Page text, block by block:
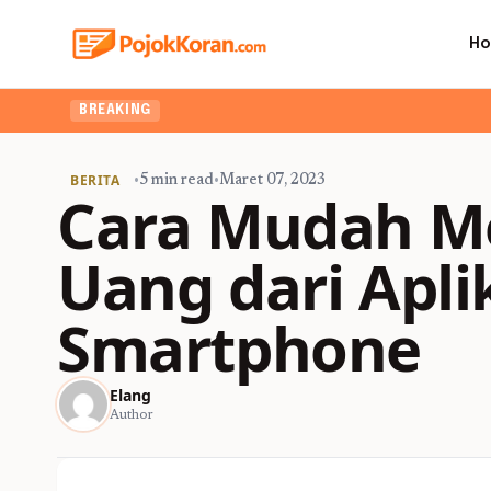
BREAKING
BERITA •5 min read•Maret 07, 2023
Cara Mudah
Uang dari
Smartphone
Elang
Author